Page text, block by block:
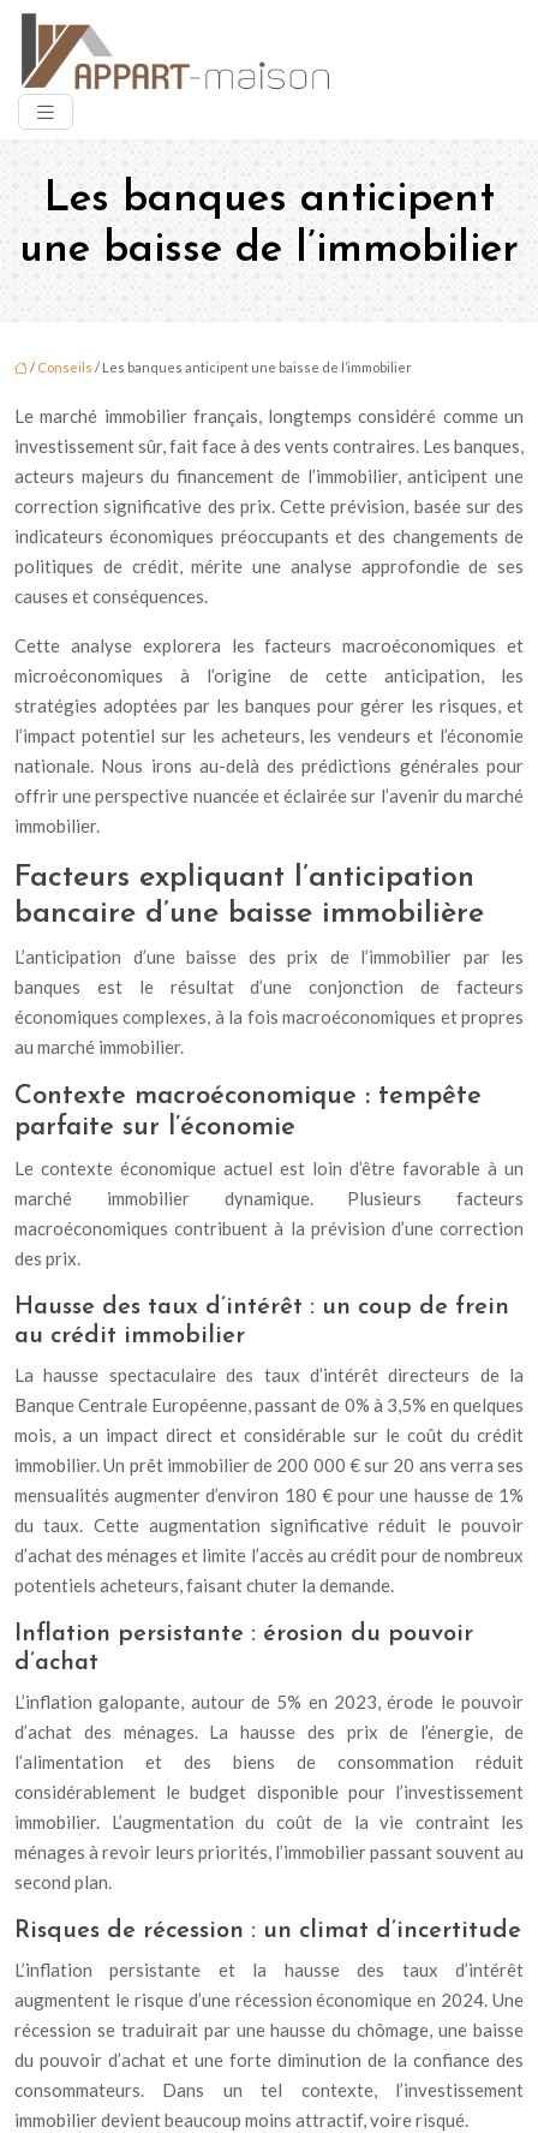
Les banques anticipent
une baisse de l’immobilier
/ Conseils / Les banques anticipent une baisse de l’immobilier
Le marché immobilier français, longtemps considéré comme un
investissement sûr, fait face à des vents contraires. Les banques,
acteurs majeurs du financement de l’immobilier, anticipent une
correction significative des prix. Cette prévision, basée sur des
indicateurs économiques préoccupants et des changements de
politiques de crédit, mérite une analyse approfondie de ses
causes et conséquences.
Cette analyse explorera les facteurs macroéconomiques et
microéconomiques à l’origine de cette anticipation, les
stratégies adoptées par les banques pour gérer les risques, et
l’impact potentiel sur les acheteurs, les vendeurs et l’économie
nationale. Nous irons au-delà des prédictions générales pour
offrir une perspective nuancée et éclairée sur l’avenir du marché
immobilier.
Facteurs expliquant l’anticipation
bancaire d’une baisse immobilière
L’anticipation d’une baisse des prix de l’immobilier par les
banques est le résultat d’une conjonction de facteurs
économiques complexes, à la fois macroéconomiques et propres
au marché immobilier.
Contexte macroéconomique : tempête
parfaite sur l’économie
Le contexte économique actuel est loin d’être favorable à un
marché immobilier dynamique. Plusieurs facteurs
macroéconomiques contribuent à la prévision d’une correction
des prix.
Hausse des taux d’intérêt : un coup de frein
au crédit immobilier
La hausse spectaculaire des taux d’intérêt directeurs de la
Banque Centrale Européenne, passant de 0% à 3,5% en quelques
mois, a un impact direct et considérable sur le coût du crédit
immobilier. Un prêt immobilier de 200 000 € sur 20 ans verra ses
mensualités augmenter d’environ 180 € pour une hausse de 1%
du taux. Cette augmentation significative réduit le pouvoir
d’achat des ménages et limite l’accès au crédit pour de nombreux
potentiels acheteurs, faisant chuter la demande.
Inflation persistante : érosion du pouvoir
d’achat
L’inflation galopante, autour de 5% en 2023, érode le pouvoir
d’achat des ménages. La hausse des prix de l’énergie, de
l’alimentation et des biens de consommation réduit
considérablement le budget disponible pour l’investissement
immobilier. L’augmentation du coût de la vie contraint les
ménages à revoir leurs priorités, l’immobilier passant souvent au
second plan.
Risques de récession : un climat d’incertitude
L’inflation persistante et la hausse des taux d’intérêt
augmentent le risque d’une récession économique en 2024. Une
récession se traduirait par une hausse du chômage, une baisse
du pouvoir d’achat et une forte diminution de la confiance des
consommateurs. Dans un tel contexte, l’investissement
immobilier devient beaucoup moins attractif, voire risqué.